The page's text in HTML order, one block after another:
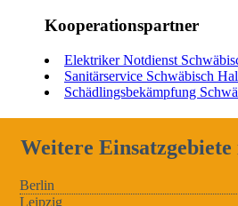
Kooperationspartner
Elektriker Notdienst
Sanitärservice Schwäbisch
Schädlingsbekämpfung
Weitere
Berlin
Leipzig